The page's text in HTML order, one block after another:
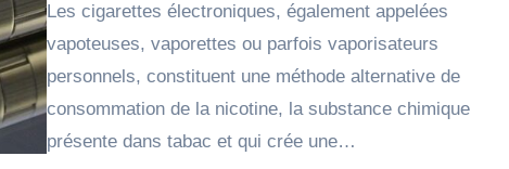
Les cigarettes électroniques, également appelées
vapoteuses, vaporettes ou parfois vaporisateurs
personnels, constituent une méthode alternative de
consommation de la nicotine, la substance chimique
présente dans tabac et qui crée une…